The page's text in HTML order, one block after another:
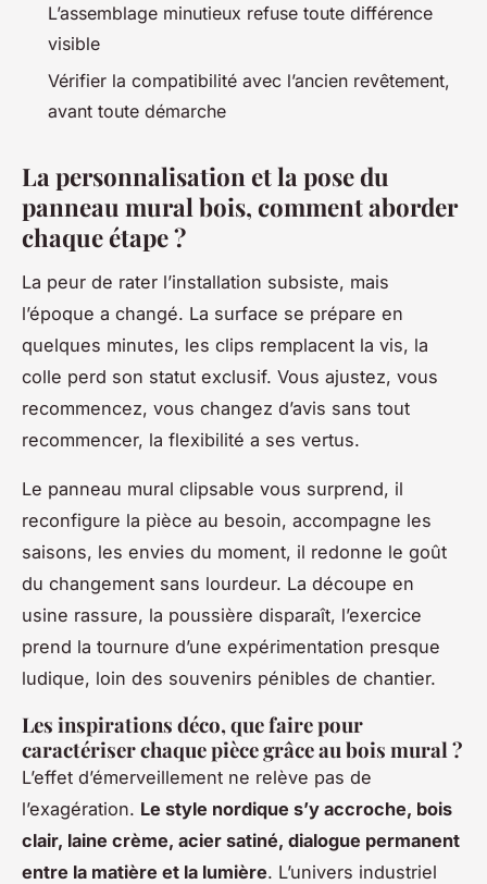
L’assemblage minutieux refuse toute différence
visible
Vérifier la compatibilité avec l’ancien revêtement,
avant toute démarche
La personnalisation et la pose du
panneau mural bois, comment aborder
chaque étape ?
La peur de rater l’installation subsiste, mais
l’époque a changé. La surface se prépare en
quelques minutes, les clips remplacent la vis, la
colle perd son statut exclusif. Vous ajustez, vous
recommencez, vous changez d’avis sans tout
recommencer, la flexibilité a ses vertus.
Le panneau mural clipsable vous surprend, il
reconfigure la pièce au besoin, accompagne les
saisons, les envies du moment, il redonne le goût
du changement sans lourdeur. La découpe en
usine rassure, la poussière disparaît, l’exercice
prend la tournure d’une expérimentation presque
ludique, loin des souvenirs pénibles de chantier.
Les inspirations déco, que faire pour
caractériser chaque pièce grâce au bois mural ?
L’effet d’émerveillement ne relève pas de
l’exagération. Le style nordique s’y accroche, bois
clair, laine crème, acier satiné, dialogue permanent
entre la matière et la lumière. L’univers industriel